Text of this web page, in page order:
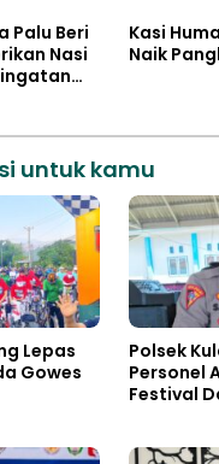
Palu Beri
Nasi
Kasi
Naik
untuk kamu
Lepas
Gowes
Polsek
Personel
Festival